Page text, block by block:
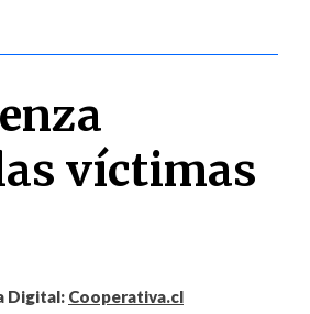
víctimas
Digital: Cooperativa.cl